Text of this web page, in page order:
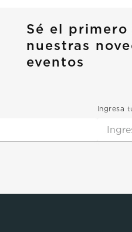
Sé el
nuestras
eventos
Ingresa